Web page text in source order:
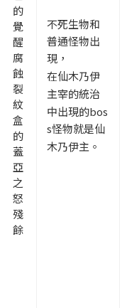
的
覺
醒
腐
蝕
裂
紋
盒
的
蓋
亞
之
怒
殘
餘
不死生物和
普通怪物出
現，
在仙木乃伊
主宰的統治
中出現的bos
s怪物就是仙
木乃伊主。